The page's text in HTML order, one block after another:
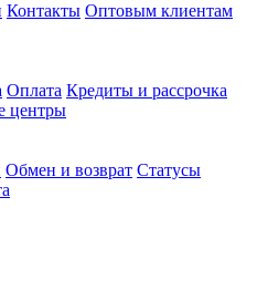
Контакты Оптовым клиентам
Оплата Кредиты и рассрочка
центры
Обмен и возврат Статусы